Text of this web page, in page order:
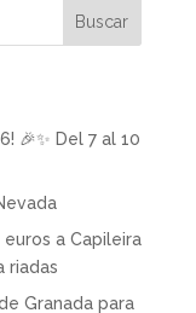
Buscar
🎉✨ Del 7 al 10
a Capileira
riadas
Granada para